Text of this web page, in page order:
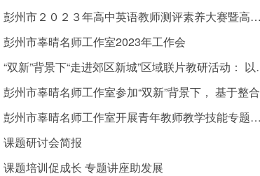
彭州市２０２３年高中英语教师测评素养大赛暨高考试题解读与命题大赛
彭州市辜晴名师工作室2023年工作会
“双新”背景下“走进郊区新城”区域联片教研活动： 以关键问题解决促教学质量提升系列活动之二
彭州市辜晴名师工作室参加“双新”背景下， 基于整合的学科育人路径暨英语文学作品育人价值 主题研讨活动
彭州市辜晴名师工作室开展青年教师教学技能专题研修会
课题研讨会简报
课题培训促成长 专题讲座助发展